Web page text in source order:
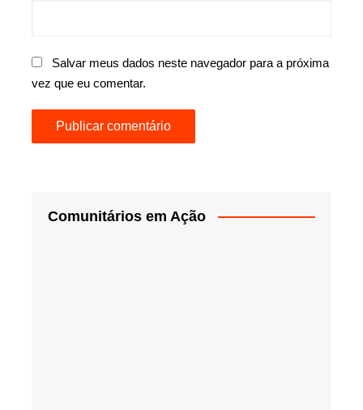
Salvar meus dados neste navegador para a próxima
vez que eu comentar.
Comunitários em Ação